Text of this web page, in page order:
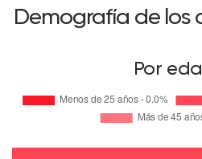
Demografía de los
Por